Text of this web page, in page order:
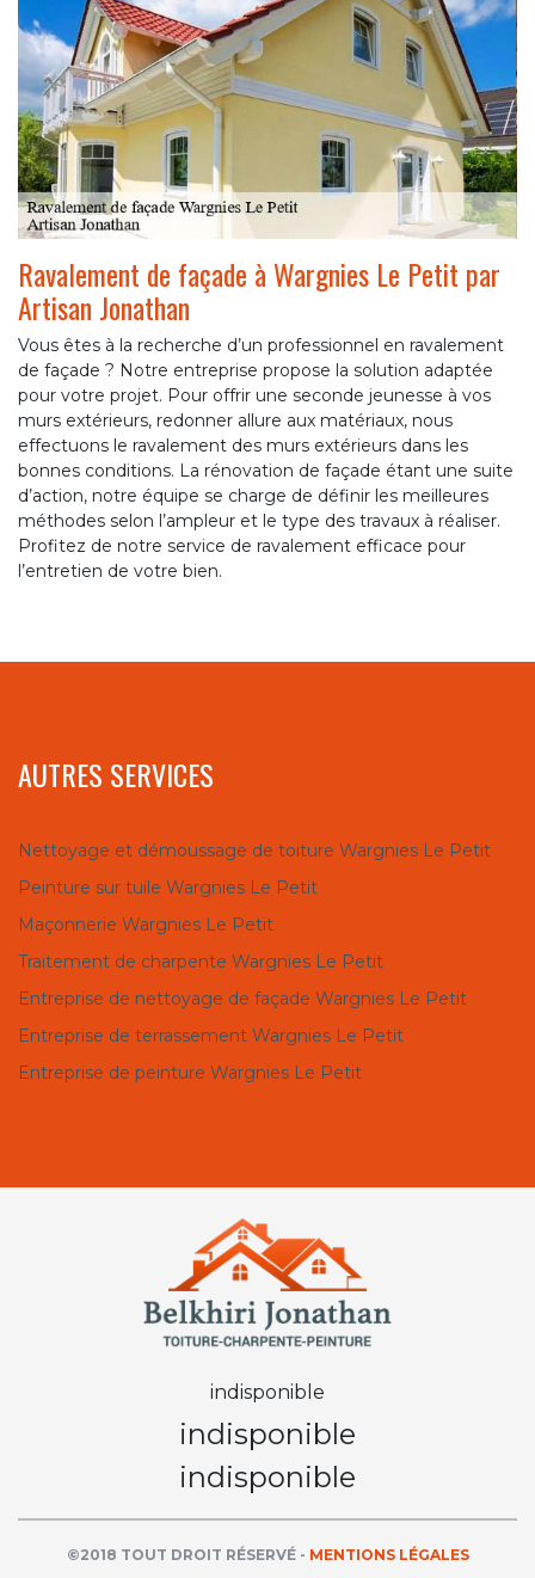
Ravalement de façade à Wargnies Le Petit par
Artisan Jonathan
Vous êtes à la recherche d’un professionnel en ravalement
de façade ? Notre entreprise propose la solution adaptée
pour votre projet. Pour offrir une seconde jeunesse à vos
murs extérieurs, redonner allure aux matériaux, nous
effectuons le ravalement des murs extérieurs dans les
bonnes conditions. La rénovation de façade étant une suite
d’action, notre équipe se charge de définir les meilleures
méthodes selon l’ampleur et le type des travaux à réaliser.
Profitez de notre service de ravalement efficace pour
l’entretien de votre bien.
AUTRES SERVICES
Nettoyage et démoussage de toiture Wargnies Le Petit
Peinture sur tuile Wargnies Le Petit
Maçonnerie Wargnies Le Petit
Traitement de charpente Wargnies Le Petit
Entreprise de nettoyage de façade Wargnies Le Petit
Entreprise de terrassement Wargnies Le Petit
Entreprise de peinture Wargnies Le Petit
indisponible
indisponible
indisponible
©2018 TOUT DROIT RÉSERVÉ - MENTIONS LÉGALES